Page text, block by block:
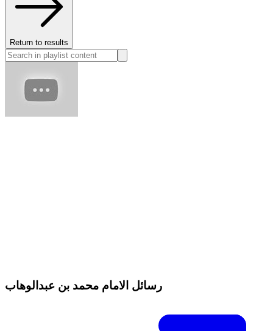
Return to results
رسائل الامام محمد بن عبدالوهاب